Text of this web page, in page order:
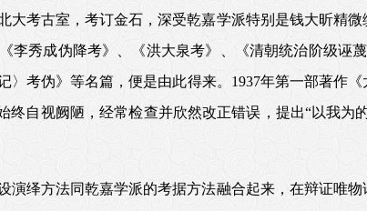
大考古室，考订金石，深受乾嘉学派特别是钱大昕精
李秀成伪降考》、《洪大泉考》、《清朝统治阶级诬
考伪》等名篇，便是由此得来。1937年第一部著作
终自视阙陋，经常检查并欣然改正错误，提出“以我为
绎方法同乾嘉学派的考据方法融合起来，在辩证唯